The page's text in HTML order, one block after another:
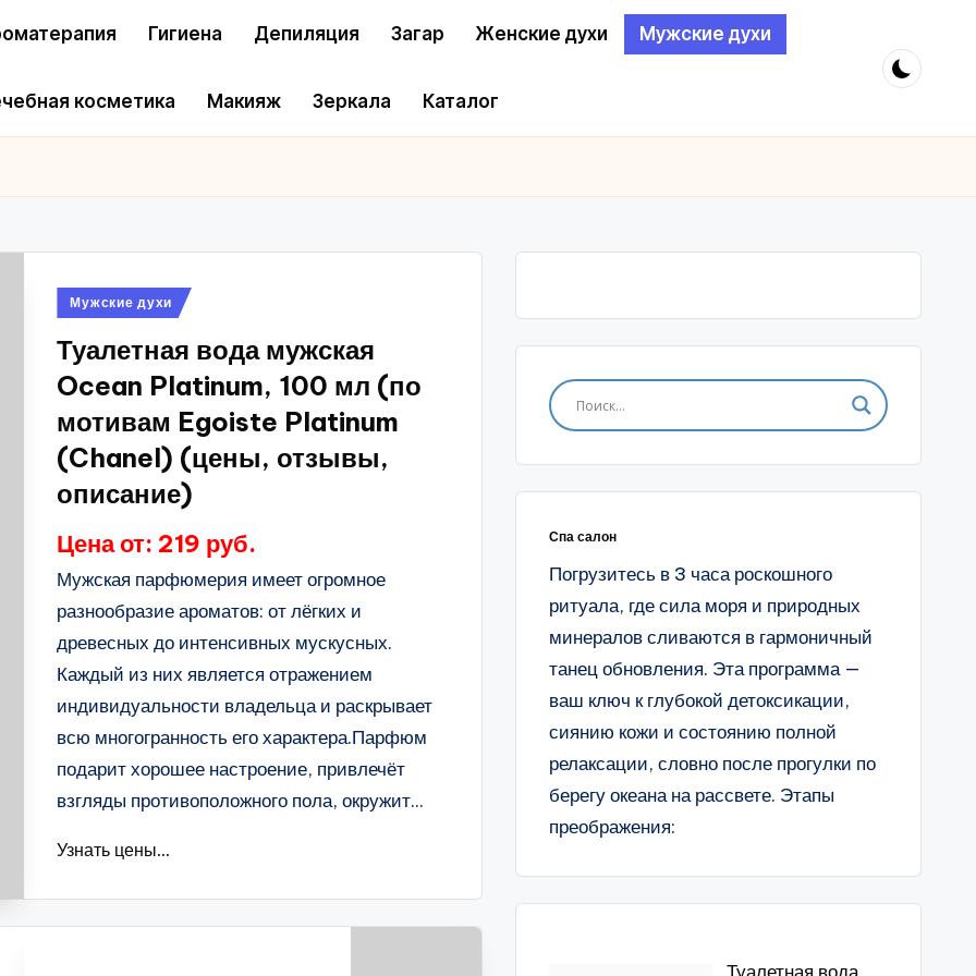
Гигиена Депиляция Загар Женские духи Мужские духи
косметика Макияж Зеркала Каталог
Опубликовано
Мужские духи
Туалетная вода мужская
Ocean Platinum, 100 мл (по
мотивам Egoiste Platinum
(Chanel) (цены, отзывы,
описание)
Цена от: 219 руб.
Мужская парфюмерия имеет огромное
разнообразие ароматов: от лёгких и
древесных до интенсивных мускусных.
Каждый из них является отражением
индивидуальности владельца и раскрывает
всю многогранность его характера.Парфюм
подарит хорошее настроение, привлечёт
взгляды противоположного пола, окружит...
Узнать цены...
Спа салон
Погрузитесь в 3 часа роскошного
ритуала, где сила моря и природных
минералов сливаются в гармоничный
танец обновления. Эта программа —
ваш ключ к глубокой детоксикации,
сиянию кожи и состоянию полной
релаксации, словно после прогулки по
берегу океана на рассвете. Этапы
преображения: